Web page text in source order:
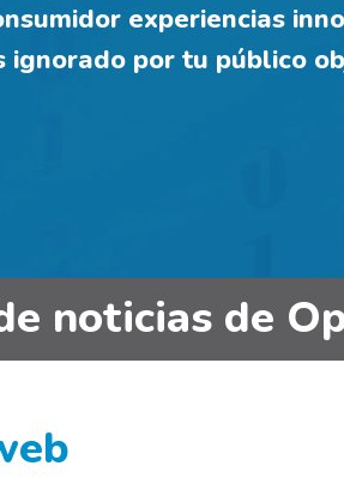
experiencias
ignorado por tu público
noticias de